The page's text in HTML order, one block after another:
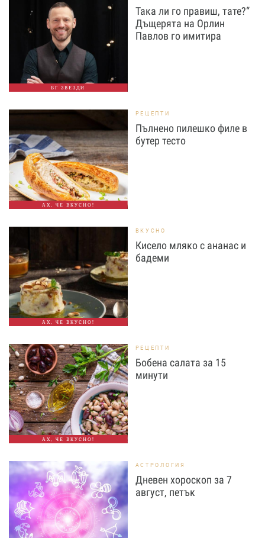
БГ ЗВЕЗДИ
Така ли го правиш, тате?“
Дъщерята на Орлин
Павлов го имитира
АХ, ЧЕ ВКУСНО!
РЕЦЕПТИ
Пълнено пилешко филе в
бутер тесто
АХ, ЧЕ ВКУСНО!
ВКУСНО
Кисело мляко с ананас и
бадеми
АХ, ЧЕ ВКУСНО!
РЕЦЕПТИ
Бобена салата за 15
минути
АСТРОЛОГИЯ
Дневен хороскоп за 7
август, петък